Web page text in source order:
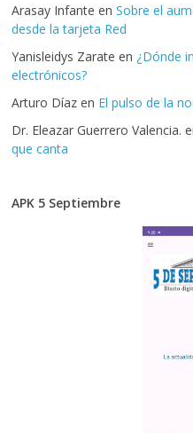
Arasay Infante enSobre el
desde la tarjeta Red
Yanisleidys Zarate en ¿Dónde
electrónicos?
Arturo Díaz en El pulso de la
Dr. Eleazar Guerrero Valencia.
que canta
APK 5 Septiembre